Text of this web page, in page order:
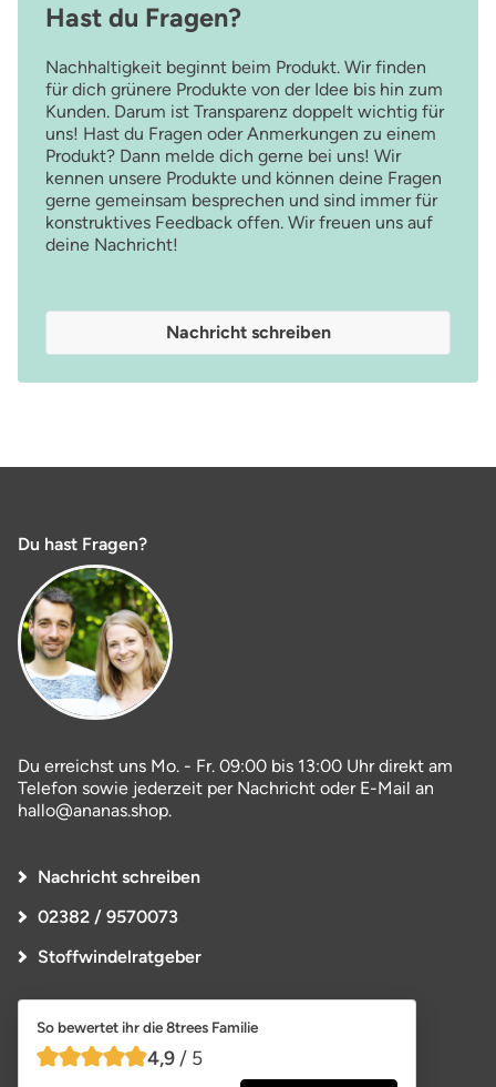
Hast du Fragen?
Nachhaltigkeit beginnt beim Produkt. Wir finden
für dich grünere Produkte von der Idee bis hin zum
Kunden. Darum ist Transparenz doppelt wichtig für
uns! Hast du Fragen oder Anmerkungen zu einem
Produkt? Dann melde dich gerne bei uns! Wir
kennen unsere Produkte und können deine Fragen
gerne gemeinsam besprechen und sind immer für
konstruktives Feedback offen. Wir freuen uns auf
deine Nachricht!
Nachricht schreiben
Du hast Fragen?
Du erreichst uns Mo. - Fr. 09:00 bis 13:00 Uhr direkt am
Telefon sowie jederzeit per Nachricht oder E-Mail an
hallo@ananas.shop.
Nachricht schreiben
02382 / 9570073
Stoffwindelratgeber
So bewertet ihr die 8trees Familie
4,9 von 5 Sternen
4,9 / 5